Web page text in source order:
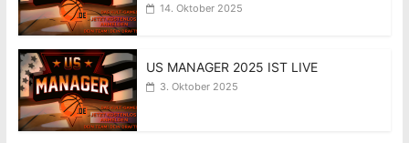
14. Oktober 2025
US MANAGER 2025 IST LIVE
3. Oktober 2025